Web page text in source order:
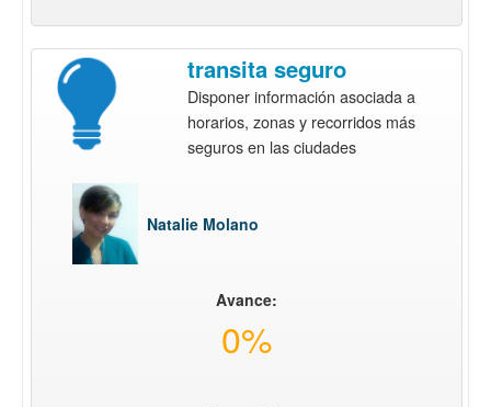
transita seguro
Disponer información asociada a
horarios, zonas y recorridos más
seguros en las ciudades
Natalie Molano
Avance:
0%